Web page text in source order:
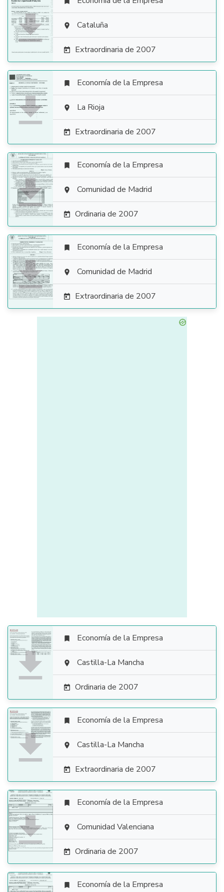
  Cataluña
 Extraordinaria de 2007

 Economía de la Empresa
 La Rioja
 Extraordinaria de 2007

 Economía de la Empresa
 Comunidad de Madrid
 Ordinaria de 2007

 Economía de la Empresa
 Comunidad de Madrid
 Extraordinaria de 2007

 Economía de la Empresa
 Castilla-La Mancha
 Ordinaria de 2007

 Economía de la Empresa
 Castilla-La Mancha
 Extraordinaria de 2007

 Economía de la Empresa
 Comunidad Valenciana
 Ordinaria de 2007
 Economía de la Empresa